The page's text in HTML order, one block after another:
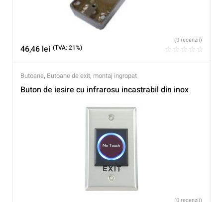
46,46 lei (TVA: 21%)
(0 recenzii)
Butoane, Butoane de exit, montaj ingropat
Buton de iesire cu infrarosu incastrabil din inox